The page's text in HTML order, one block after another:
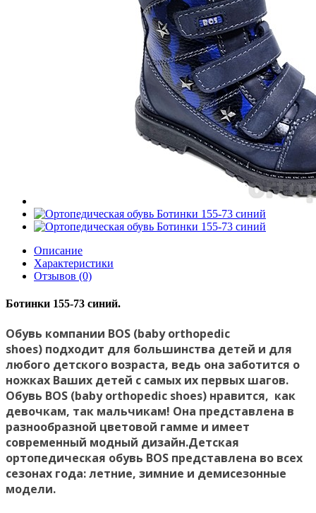
Описание
Характеристики
Отзывов (0)
Ботинки 155-73 синий.
Обувь компании BOS (baby orthopedic
shoes) подходит для большинства детей и для
любого детского возраста, ведь она заботится о
ножках Ваших детей с самых их первых шагов.
Обувь BOS (baby orthopedic shoes) нравится, как
девочкам, так мальчикам! Она представлена в
разнообразной цветовой гамме и имеет
современный модный дизайн.Детская
ортопедическая обувь BOS представлена во всех
сезонах года: летние, зимние и демисезонные
модели.